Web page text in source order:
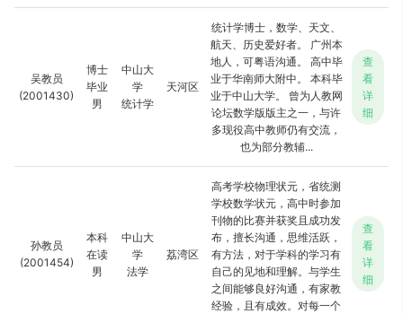
吴教员
(2001430)
博士
毕业
男
中山大
学
统计学
天河区
统计学博士，数学、天文、
航天、历史爱好者。 广州本
地人，可粤语沟通。 高中毕
业于华南师大附中。 本科毕
业于中山大学。 曾为人教网
论坛数学版版主之一，与许
多现役高中教师仍有交流，
也为部分教辅...
查
看
详
细
孙教员
(2001454)
本科
在读
男
中山大
学
法学
荔湾区
高考学校物理状元，省统测
学校数学状元，高中时参加
刊物的比赛并获奖且成功发
布，擅长沟通，思维活跃，
有方法，对于学科的学习有
自己的见地和理解。与学生
之间能够良好沟通，有家教
经验，且有成效。对每一个
查
看
详
细